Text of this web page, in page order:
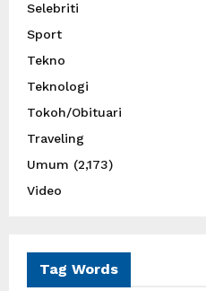
Selebriti
Sport
Tekno
Teknologi
Tokoh/Obituari
Traveling
Umum (2,173)
Video
Tag Words